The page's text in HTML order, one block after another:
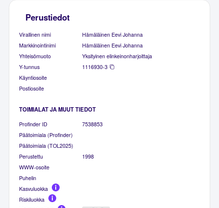
Perustiedot
Virallinen nimi
Hämäläinen Eevi Johanna
Markkinointinimi
Hämäläinen Eevi Johanna
Yhteisömuoto
Yksityinen elinkeinonharjoittaja
Y-tunnus
1116930-3
Käyntiosoite
Postiosoite
TOIMIALAT JA MUUT TIEDOT
Profinder ID
7538853
Päätoimiala (Profinder)
Päätoimiala (TOL2025)
Perustettu
1998
WWW-osoite
Puhelin
Kasvuluokka
Riskiluokka